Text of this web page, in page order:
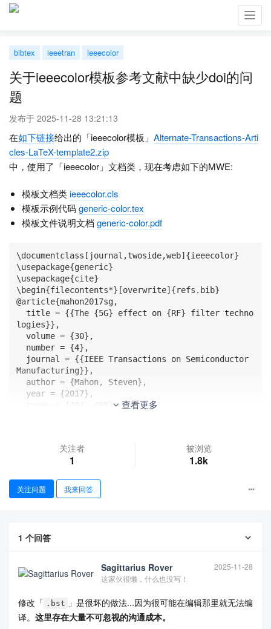
bibtex ieeetran ieeecolor
关于ieeecolor模板参考文献中缺少doi的问
题
发布于 2025-11-28 13:21:13
在如下链接给出的「ieeecolor模板」 Alternate-Transactions-Arti
cles-LaTeX-template2.zip
中，使用了「ieeecolor」文档类，现在考虑如下的MWE:
模板文档类ieeecolor.cls
模板示例代码generic-color.tex
模板文件说明文档 generic-color.pdf
\documentclass[journal,twoside,web]{ieeecolor}
\usepackage{generic}
\usepackage{cite}
\begin{filecontents*}[overwrite]{refs.bib}
@article{mahon2017sg,
logies}},
Manufacturing}},
hallenges, and enabling technologies}},
  number = {3},
  journal = {{IEEE Communications Magazine}},
on and Bergljung, Christian and Jung, Sangyeob},
  pages = {12--18},
  doi={10.1109/MCOM.2018.1700818},
\end{filecontents*}
\bibliographystyle{IEEEtran}
\begin{document}
查看更多
关注者
1
被浏览
1.8k
关注问题 我来回答
1 个回答
Sagittarius Rover
2025-11-28
这家伙很懒，什么也没写！
修改「 .bst
」是很坏的做法...因为很可能在编辑那里就无法编
译。 这里存在大量不可忽视的沟通成本。